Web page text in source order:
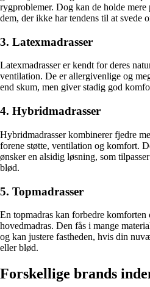
rygproblemer. Dog kan de holde mere
dem, der ikke har tendens til at svede
3. Latexmadrasser
Latexmadrasser er kendt for deres
ventilation. De er allergivenlige og
end skum, men giver stadig god
4. Hybridmadrasser
Hybridmadrasser kombinerer fjedre
forene støtte, ventilation og komfort.
ønsker en alsidig løsning, som
blød.
5. Topmadrasser
En topmadras kan forbedre
hovedmadras. Den fås i mange
og kan justere fastheden, hvis din
eller blød.
Forskellige brands